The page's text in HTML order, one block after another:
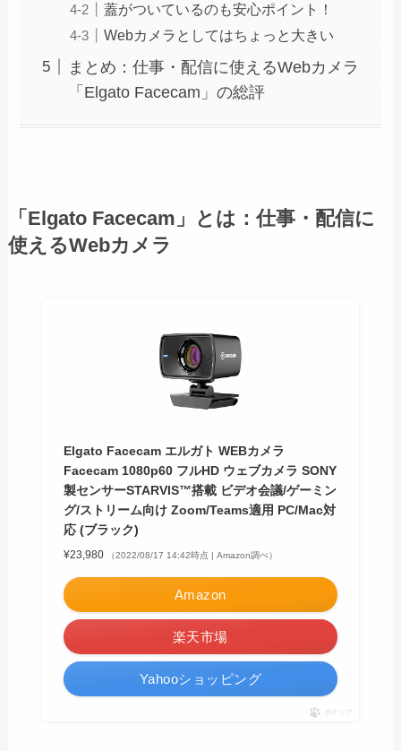
蓋がついているのも安心ポイント！
Webカメラとしてはちょっと大きい
まとめ：仕事・配信に使えるWebカメラ
「Elgato Facecam」の総評
「Elgato Facecam」とは：仕事・配信に
使えるWebカメラ
Elgato Facecam エルガト WEBカメラ
Facecam 1080p60 フルHD ウェブカメラ SONY
製センサーSTARVIS™搭載 ビデオ会議/ゲーミン
グ/ストリーム向け Zoom/Teams適用 PC/Mac対
応 (ブラック)
¥23,980 （2022/08/17 14:42時点 | Amazon調べ）
Amazon
楽天市場
Yahooショッピング
ポチップ